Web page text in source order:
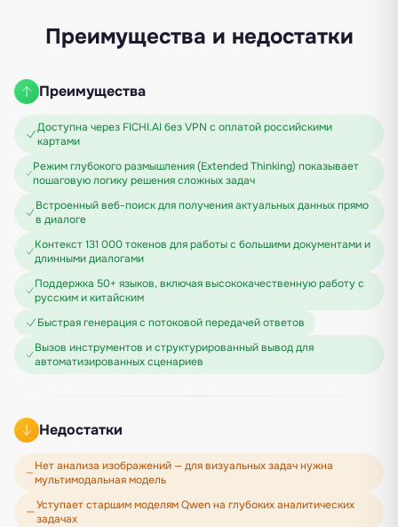
Преимущества и недостатки
Преимущества
Доступна через FICHI.AI без VPN с оплатой российскими
картами
Режим глубокого размышления (Extended Thinking) показывает
пошаговую логику решения сложных задач
Встроенный веб-поиск для получения актуальных данных прямо
в диалоге
Контекст 131 000 токенов для работы с большими документами и
длинными диалогами
Поддержка 50+ языков, включая высококачественную работу с
русским и китайским
Быстрая генерация с потоковой передачей ответов
Вызов инструментов и структурированный вывод для
автоматизированных сценариев
Недостатки
Нет анализа изображений — для визуальных задач нужна
мультимодальная модель
Уступает старшим моделям Qwen на глубоких аналитических
задачах